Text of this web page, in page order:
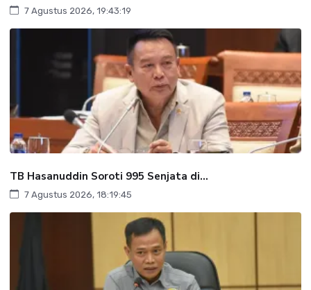
7 Agustus 2026, 19:43:19
TB Hasanuddin Soroti 995 Senjata di...
7 Agustus 2026, 18:19:45